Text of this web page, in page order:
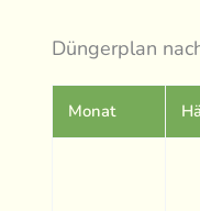
Düngerplan
Monat